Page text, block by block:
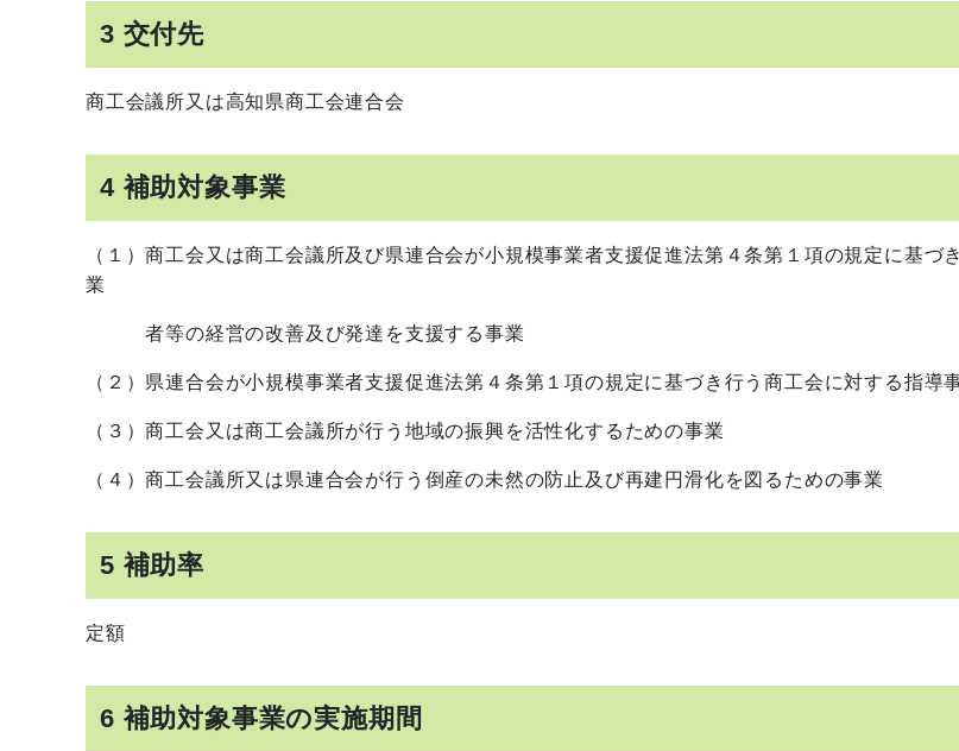
3 交付先
商工会議所又は高知県商工会連合会
4 補助対象事業
（１）商工会又は商工会議所及び県連合会が小規模事業者支援促進法第４条第１項の規定に基づ
業
者等の経営の改善及び発達を支援する事業
（２）県連合会が小規模事業者支援促進法第４条第１項の規定に基づき行う商工会に対する指導
（３）商工会又は商工会議所が行う地域の振興を活性化するための事業
（４）商工会議所又は県連合会が行う倒産の未然の防止及び再建円滑化を図るための事業
5 補助率
定額
6 補助対象事業の実施期間